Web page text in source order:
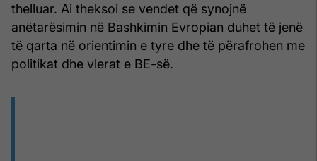
thelluar. Ai theksoi se vendet që synojnë
anëtarësimin në Bashkimin Evropian duhet të jenë
të qarta në orientimin e tyre dhe të përafrohen me
politikat dhe vlerat e BE-së.